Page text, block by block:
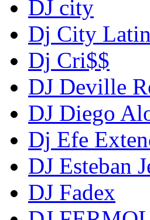
DJ city
Dj City
Dj Cri$$
DJ Deville
DJ Diego
Dj Efe
DJ Esteban
DJ Fadex